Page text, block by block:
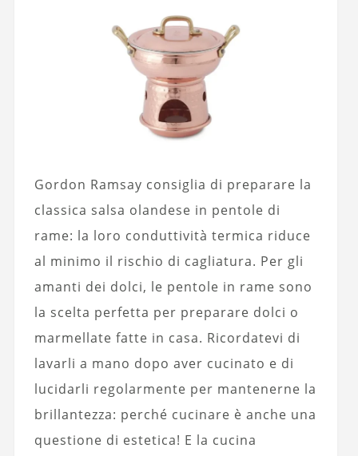
Gordon Ramsay consiglia di preparare la
classica salsa olandese in pentole di
rame: la loro conduttività termica riduce
al minimo il rischio di cagliatura. Per gli
amanti dei dolci, le pentole in rame sono
la scelta perfetta per preparare dolci o
marmellate fatte in casa. Ricordatevi di
lavarli a mano dopo aver cucinato e di
lucidarli regolarmente per mantenerne la
brillantezza: perché cucinare è anche una
questione di estetica! E la cucina